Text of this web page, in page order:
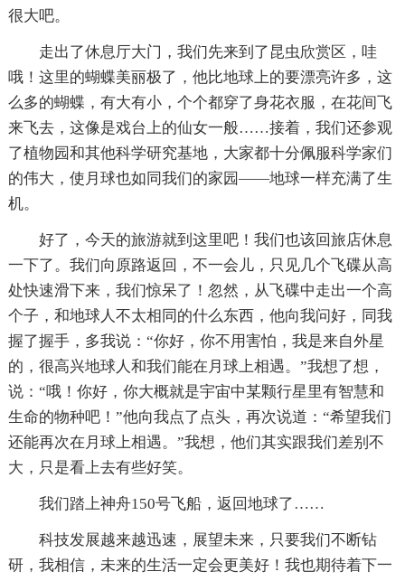
很大吧。
走出了休息厅大门，我们先来到了昆虫欣赏区，哇
哦！这里的蝴蝶美丽极了，他比地球上的要漂亮许多，这
么多的蝴蝶，有大有小，个个都穿了身花衣服，在花间飞
来飞去，这像是戏台上的仙女一般……接着，我们还参观
了植物园和其他科学研究基地，大家都十分佩服科学家们
的伟大，使月球也如同我们的家园——地球一样充满了生
机。
好了，今天的旅游就到这里吧！我们也该回旅店休息
一下了。我们向原路返回，不一会儿，只见几个飞碟从高
处快速滑下来，我们惊呆了！忽然，从飞碟中走出一个高
个子，和地球人不太相同的什么东西，他向我问好，同我
握了握手，多我说：“你好，你不用害怕，我是来自外星
的，很高兴地球人和我们能在月球上相遇。”我想了想，
说：“哦！你好，你大概就是宇宙中某颗行星里有智慧和
生命的物种吧！”他向我点了点头，再次说道：“希望我们
还能再次在月球上相遇。”我想，他们其实跟我们差别不
大，只是看上去有些好笑。
我们踏上神舟150号飞船，返回地球了……
科技发展越来越迅速，展望未来，只要我们不断钻
研，我相信，未来的生活一定会更美好！我也期待着下一